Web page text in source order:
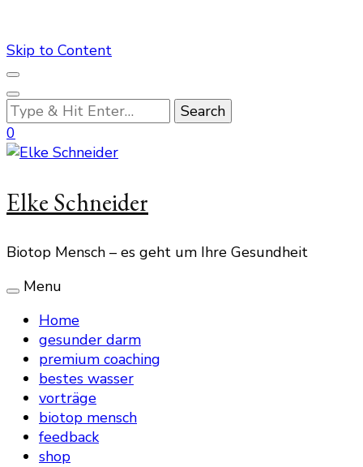
Skip to Content
Looking
for
Something?
0
Elke Schneider
Biotop Mensch – es geht um Ihre Gesundheit
Menu
Home
gesunder darm
premium coaching
bestes wasser
vorträge
biotop mensch
feedback
shop